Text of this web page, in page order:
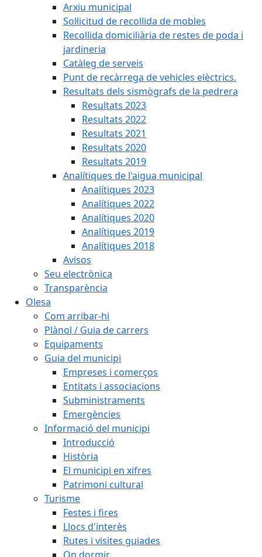
Arxiu municipal
Sol·licitud de recollida de mobles
Recollida domiciliària de restes de poda i
jardineria
Catàleg de serveis
Punt de recàrrega de vehicles elèctrics.
Resultats dels sismògrafs de la pedrera
Resultats 2023
Resultats 2022
Resultats 2021
Resultats 2020
Resultats 2019
Analítiques de l'aigua municipal
Analítiques 2023
Analítiques 2022
Analítiques 2020
Analítiques 2019
Analítiques 2018
Avisos
Seu electrònica
Transparència
Olesa
Com arribar-hi
Plànol / Guia de carrers
Equipaments
Guia del municipi
Empreses i comerços
Entitats i associacions
Subministraments
Emergències
Informació del municipi
Introducció
Història
El municipi en xifres
Patrimoni cultural
Turisme
Festes i fires
Llocs d'interès
Rutes i visites guiades